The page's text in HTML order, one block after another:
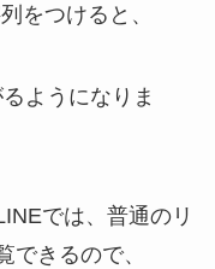
をつけると、
ようになりま
では、普通のリ
できるので、